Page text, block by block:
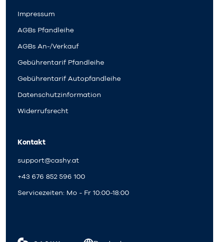
Impressum
AGBs Pfandleihe
AGBs An-/Verkauf
Gebührentarif Pfandleihe
Gebührentarif Autopfandleihe
Datenschutzinformation
Widerrufsrecht
Kontakt
support@cashy.at
+43 676 852 596 100
Servicezeiten: Mo - Fr 10:00-18:00